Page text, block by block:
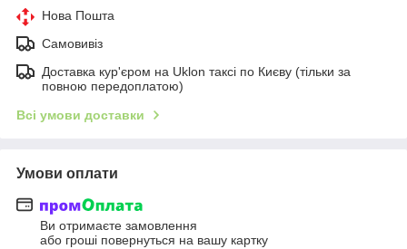
Нова Пошта
Самовивіз
Доставка кур'єром на Uklon таксі по Києву (тільки за
повною передоплатою)
Всі умови доставки
Умови оплати
Ви отримаєте замовлення
або гроші повернуться на вашу картку